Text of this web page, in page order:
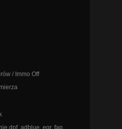
/ Immo Off
dpf, adblue, egr, fap,